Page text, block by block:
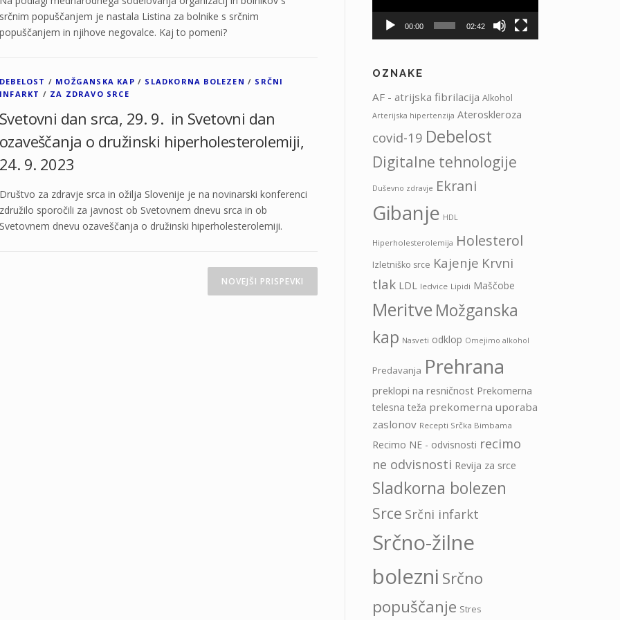
srčnim popuščanjem je nastala Listina za bolnike s srčnim
popuščanjem in njihove negovalce. Kaj to pomeni?
DEBELOST / MOŽGANSKA KAP / SLADKORNA BOLEZEN / SRČNI
INFARKT / ZA ZDRAVO SRCE
Svetovni dan srca, 29. 9. in Svetovni dan
ozaveščanja o družinski hiperholesterolemiji,
24. 9. 2023
Društvo za zdravje srca in ožilja Slovenije je na novinarski konferenci
združilo sporočili za javnost ob Svetovnem dnevu srca in ob
Svetovnem dnevu ozaveščanja o družinski hiperholesterolemiji.
NOVEJŠI PRISPEVKI
00:00 02:42
OZNAKE
AF - atrijska fibrilacija Alkohol
Arterijska hipertenzija Ateroskleroza
covid-19 Debelost
Digitalne tehnologije
Duševno zdravje Ekrani
Gibanje HDL
Hiperholesterolemija Holesterol
Izletniško srce Kajenje Krvni
tlak LDL ledvice Lipidi Maščobe
Meritve Možganska
kap Nasveti odklop Omejimo alkohol
Predavanja Prehrana
preklopi na resničnost Prekomerna
telesna teža prekomerna uporaba
zaslonov Recepti Srčka Bimbama
Recimo NE - odvisnosti recimo
ne odvisnosti Revija za srce
Sladkorna bolezen
Srce Srčni infarkt
Srčno-žilne
bolezni Srčno
popuščanje Stres